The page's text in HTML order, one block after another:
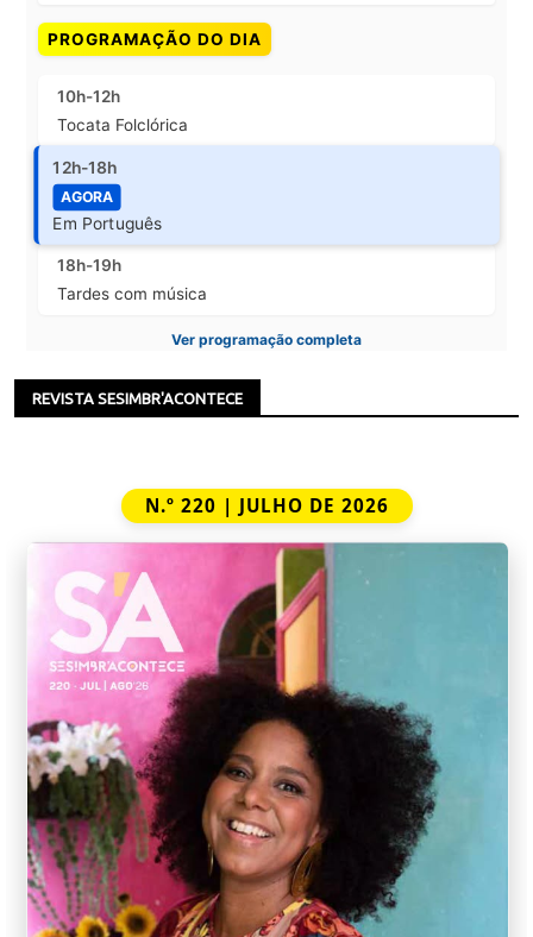
PROGRAMAÇÃO DO DIA
10h-12h
Tocata Folclórica
12h-18h
AGORA
Em Português
18h-19h
Tardes com música
Ver programação completa
REVISTA SESIMBR'ACONTECE
N.º 220 | JULHO DE 2026